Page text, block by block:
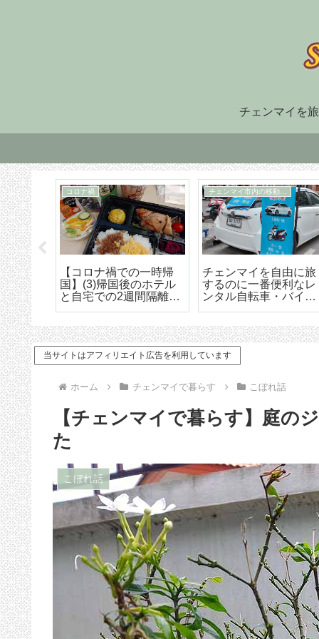
チェンマイを
でオ
人気
菜創
ラン
住まい探し
チェンマイ長期滞在の
ための住まい探しはこ
うやろう エリア選び
TM30
TM-30とは何か、初回
け出の方法などの詳細
な解説
当サイトはアフィリエイト広告を利用しています
ホーム チェンマイで暮らす こぼれ話
【チェンマイで暮らす】庭
た
こぼれ話